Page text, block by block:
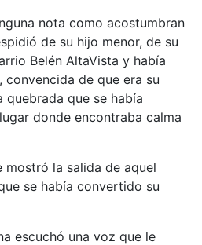
nota como acostumbran
de su hijo menor, de su
Belén AltaVista y había
de que era su
que se había
donde encontraba calma
mostró la salida de aquel
se había convertido su
escuchó una voz que le